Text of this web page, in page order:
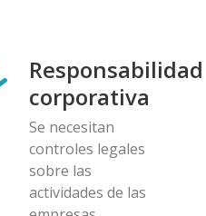
Responsabilidad
corporativa
Se necesitan
controles legales
sobre las
actividades de las